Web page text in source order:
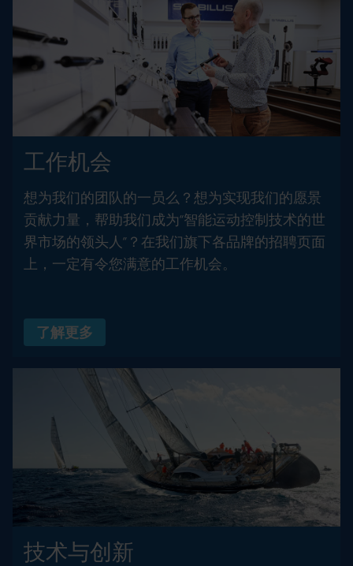
工作机会
想为我们的团队的一员么？想为实现我们的愿景
贡献力量，帮助我们成为“智能运动控制技术的世
界市场的领头人”？在我们旗下各品牌的招聘页面
上，一定有令您满意的工作机会。
了解更多
技术与创新